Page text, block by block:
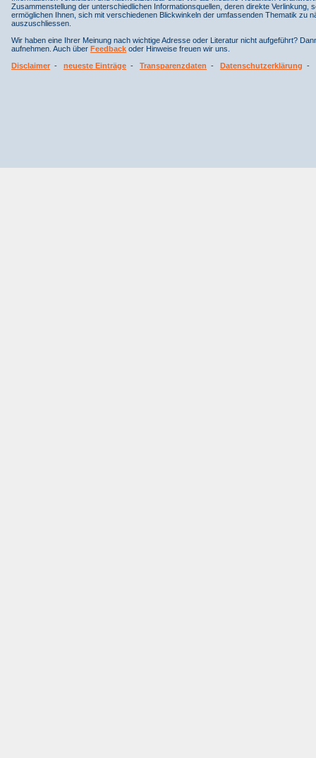
Zusammenstellung der unterschiedlichen Informationsquellen, deren direkte
ermöglichen Ihnen, sich mit verschiedenen Blickwinkeln der umfassenden Thematik
auszuschliessen.
Wir haben eine Ihrer Meinung nach wichtige Adresse oder Literatur nicht aufgeführt?
aufnehmen. Auch über Feedback oder Hinweise freuen wir uns.
Disclaimer - neueste Einträge - Transparenzdaten - Datenschutzerklärung -